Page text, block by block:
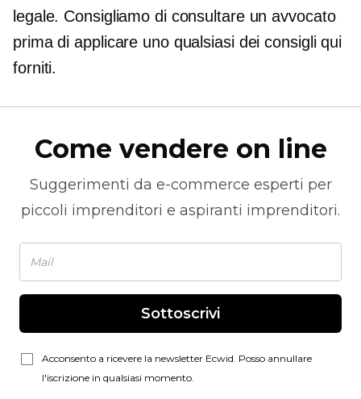
legale. Consigliamo di consultare un avvocato
prima di applicare uno qualsiasi dei consigli qui
forniti.
Come vendere on line
Suggerimenti da e-commerce esperti per
piccoli imprenditori e aspiranti imprenditori.
Sottoscrivi
Acconsento a ricevere la newsletter Ecwid. Posso annullare
l'iscrizione in qualsiasi momento.